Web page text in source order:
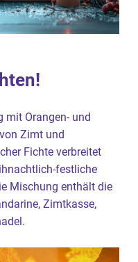
mit Orangen- und
Zimt und
Fichte verbreitet
festliche
Mischung enthält die
Zimtkasse,